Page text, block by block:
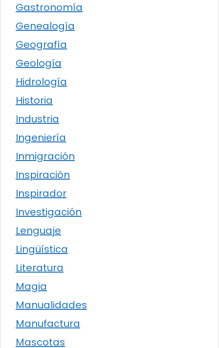
Gastronomía
Genealogía
Geografía
Geología
Hidrología
Historia
Industria
Ingeniería
Inmigración
Inspiración
Inspirador
Investigación
Lenguaje
Lingüística
Literatura
Magia
Manualidades
Manufactura
Mascotas